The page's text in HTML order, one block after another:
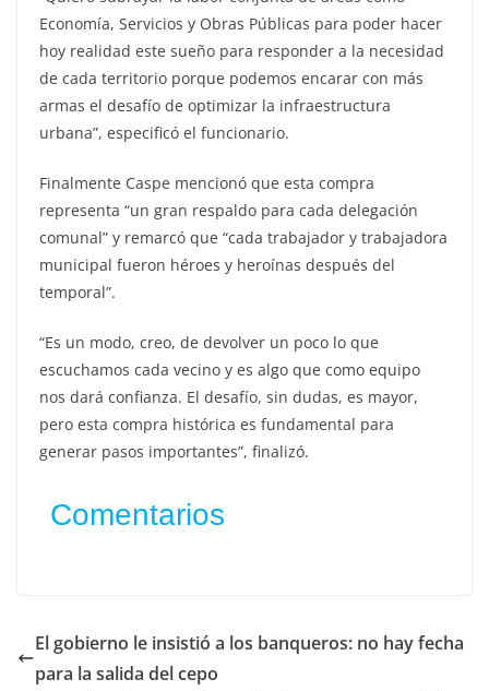
Economía, Servicios y Obras Públicas para poder hacer
hoy realidad este sueño para responder a la necesidad
de cada territorio porque podemos encarar con más
armas el desafío de optimizar la infraestructura
urbana”, especificó el funcionario.
Finalmente Caspe mencionó que esta compra
representa “un gran respaldo para cada delegación
comunal” y remarcó que “cada trabajador y trabajadora
municipal fueron héroes y heroínas después del
temporal”.
“Es un modo, creo, de devolver un poco lo que
escuchamos cada vecino y es algo que como equipo
nos dará confianza. El desafío, sin dudas, es mayor,
pero esta compra histórica es fundamental para
generar pasos importantes”, finalizó.
Comentarios
El gobierno le insistió a los banqueros: no hay fecha
para la salida del cepo